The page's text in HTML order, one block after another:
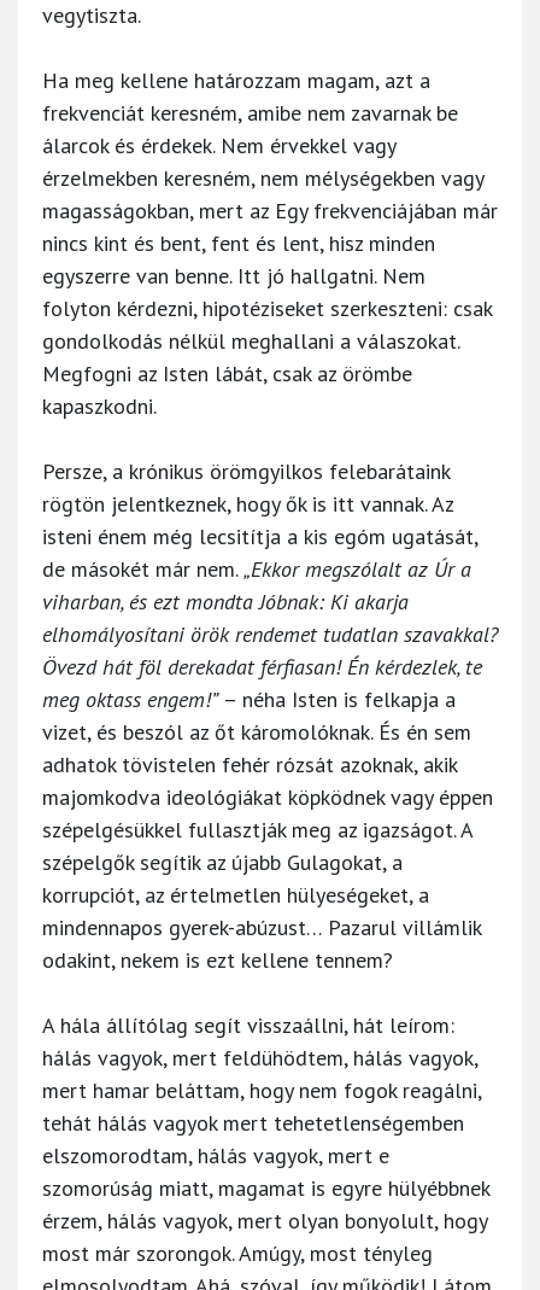
vegytiszta.
Ha meg kellene határozzam magam, azt a
frekvenciát keresném, amibe nem zavarnak be
álarcok és érdekek. Nem érvekkel vagy
érzelmekben keresném, nem mélységekben vagy
magasságokban, mert az Egy frekvenciájában már
nincs kint és bent, fent és lent, hisz minden
egyszerre van benne. Itt jó hallgatni. Nem
folyton kérdezni, hipotéziseket szerkeszteni: csak
gondolkodás nélkül meghallani a válaszokat.
Megfogni az Isten lábát, csak az örömbe
kapaszkodni.
Persze, a krónikus örömgyilkos felebarátaink
rögtön jelentkeznek, hogy ők is itt vannak. Az
isteni énem még lecsitítja a kis egóm ugatását,
de másokét már nem.„Ekkor megszólalt az Úr a
viharban, és ezt mondta Jóbnak: Ki akarja
elhomályosítani örök rendemet tudatlan szavakkal?
Övezd hát föl derekadat férfiasan! Én kérdezlek, te
meg oktass engem!”– néha Isten is felkapja a
vizet, és beszól az őt káromolóknak. És én sem
adhatok tövistelen fehér rózsát azoknak, akik
majomkodva ideológiákat köpködnek vagy éppen
szépelgésükkel fullasztják meg az igazságot. A
szépelgők segítik az újabb Gulagokat, a
korrupciót, az értelmetlen hülyeségeket, a
mindennapos gyerek-abúzust… Pazarul villámlik
odakint, nekem is ezt kellene tennem?
A hála állítólag segít visszaállni, hát leírom:
hálás vagyok, mert feldühödtem, hálás vagyok,
mert hamar beláttam, hogy nem fogok reagálni,
tehát hálás vagyok mert tehetetlenségemben
elszomorodtam, hálás vagyok, mert e
szomorúság miatt, magamat is egyre hülyébbnek
érzem, hálás vagyok, mert olyan bonyolult, hogy
most már szorongok. Amúgy, most tényleg